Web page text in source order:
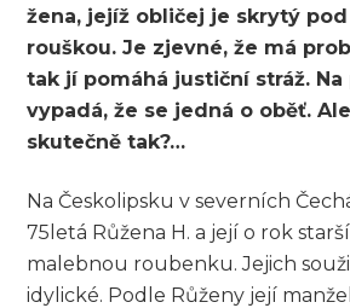
žena, jejíž obličej je skrytý
rouškou. Je zjevné, že má
tak jí pomáhá justiční stráž.
vypadá, že se jedná o oběť.
skutečně tak?…
Na Českolipsku v severních
75letá Růžena H. a její o rok
malebnou roubenku. Jejich
idylické. Podle Růženy její